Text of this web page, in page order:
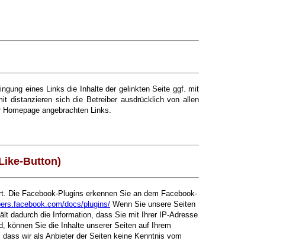
eines Links die Inhalte der gelinkten Seite ggf. mit
distanzieren sich die Betreiber ausdrücklich von allen
angebrachten Links.
Button)
Die Facebook-Plugins erkennen Sie an dem Facebook-
docs/plugins/ Wenn Sie unsere Seiten
dadurch die Information, dass Sie mit Ihrer IP-Adresse
können Sie die Inhalte unserer Seiten auf Ihrem
wir als Anbieter der Seiten keine Kenntnis vom